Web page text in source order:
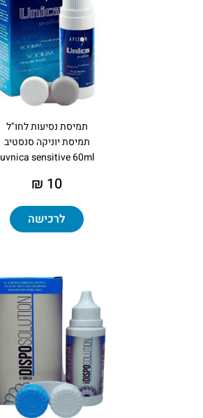
תמיסת נסיעות לחו"ל
תמיסת יוניקה סנסטיב
uvnica sensitive 60ml
10 ₪
לרכישה